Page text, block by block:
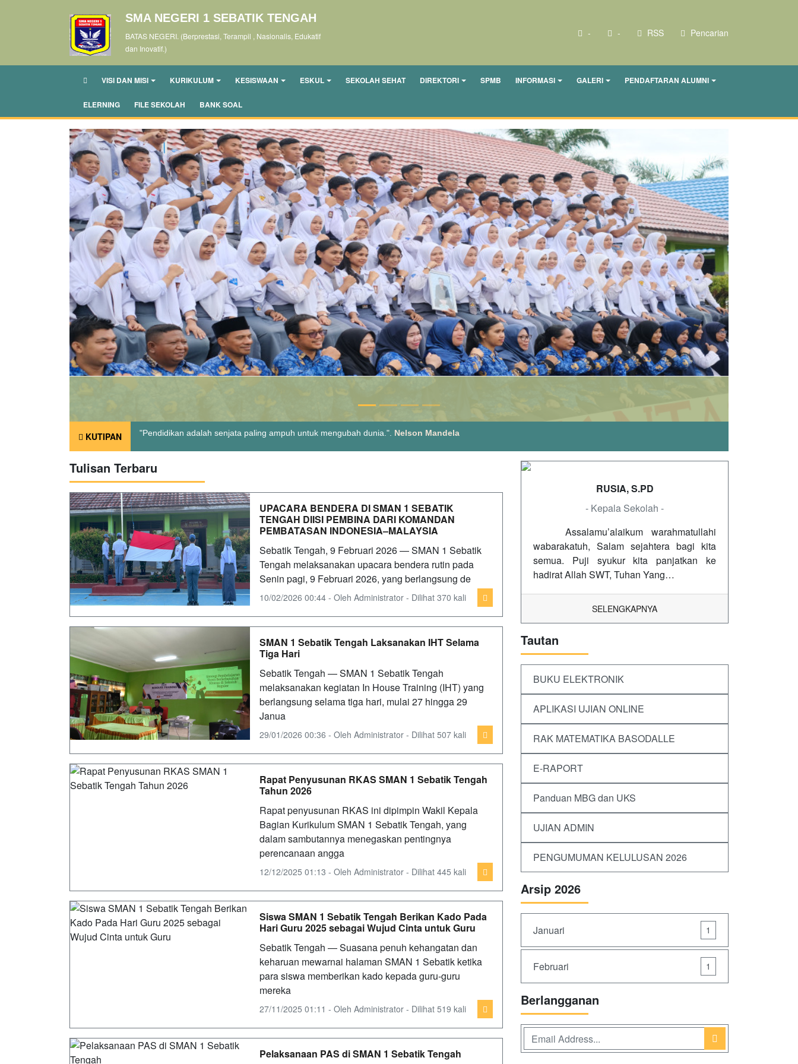
SMA NEGERI 1 SEBATIK TENGAH
BATAS NEGERI. (Berprestasi, Terampil , Nasionalis, Edukatif
dan Inovatif.)
- - RSS Pencarian
VISI DAN MISI KURIKULUM KESISWAAN ESKUL SEKOLAH SEHAT DIREKTORI SPMB INFORMASI GALERI PENDAFTARAN ALUMNI
ELERNING FILE SEKOLAH BANK SOAL
KUTIPAN
“Kami mungkin berada di ujung peta, tetapi kami berada di tengah harapan bangsa.”.
"Pendidikan adalah senjata paling ampuh untuk mengubah dunia.". Nelson Mandela
Tulisan Terbaru
UPACARA BENDERA DI SMAN 1 SEBATIK
TENGAH DIISI PEMBINA DARI KOMANDAN
PEMBATASAN INDONESIA–MALAYSIA
Sebatik Tengah, 9 Februari 2026 — SMAN 1 Sebatik
Tengah melaksanakan upacara bendera rutin pada
Senin pagi, 9 Februari 2026, yang berlangsung de
10/02/2026 00:44 - Oleh Administrator - Dilihat 370 kali
SMAN 1 Sebatik Tengah Laksanakan IHT Selama
Tiga Hari
Sebatik Tengah — SMAN 1 Sebatik Tengah
melaksanakan kegiatan In House Training (IHT) yang
berlangsung selama tiga hari, mulai 27 hingga 29
Janua
29/01/2026 00:36 - Oleh Administrator - Dilihat 507 kali
Rapat Penyusunan RKAS SMAN 1 Sebatik Tengah
Tahun 2026
Rapat penyusunan RKAS ini dipimpin Wakil Kepala
Bagian Kurikulum SMAN 1 Sebatik Tengah, yang
dalam sambutannya menegaskan pentingnya
perencanaan angga
12/12/2025 01:13 - Oleh Administrator - Dilihat 445 kali
Siswa SMAN 1 Sebatik Tengah Berikan Kado Pada
Hari Guru 2025 sebagai Wujud Cinta untuk Guru
Sebatik Tengah — Suasana penuh kehangatan dan
keharuan mewarnai halaman SMAN 1 Sebatik ketika
para siswa memberikan kado kepada guru-guru
mereka
27/11/2025 01:11 - Oleh Administrator - Dilihat 519 kali
Pelaksanaan PAS di SMAN 1 Sebatik Tengah
RUSIA, S.PD
- Kepala Sekolah -
Assalamu’alaikum warahmatullahi
wabarakatuh, Salam sejahtera bagi kita
semua. Puji syukur kita panjatkan ke
hadirat Allah SWT, Tuhan Yang…
SELENGKAPNYA
Tautan
BUKU ELEKTRONIK
APLIKASI UJIAN ONLINE
RAK MATEMATIKA BASODALLE
E-RAPORT
Panduan MBG dan UKS
UJIAN ADMIN
PENGUMUMAN KELULUSAN 2026
Arsip 2026
Januari 1
Februari 1
Berlangganan